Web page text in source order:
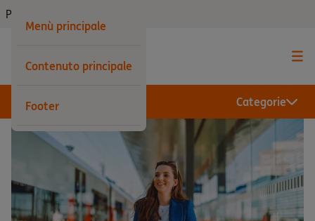
Menù principale
Contenuto principale
Footer
Privati
Categorie